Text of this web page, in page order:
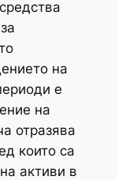
на
е
на
отразява
които са
активи в